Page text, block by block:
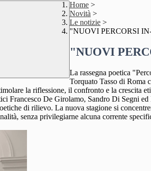
Home >
Novità >
Le notizie >
"NUOVI PERCORSI
"NUOVI
La rassegna poetica
Torquato Tasso di Roma
la riflessione, il confronto e la crescita
De Girolamo, Sandro Di Segni
di rilievo. La nuova stagione si
senza privilegiarne alcuna corrente